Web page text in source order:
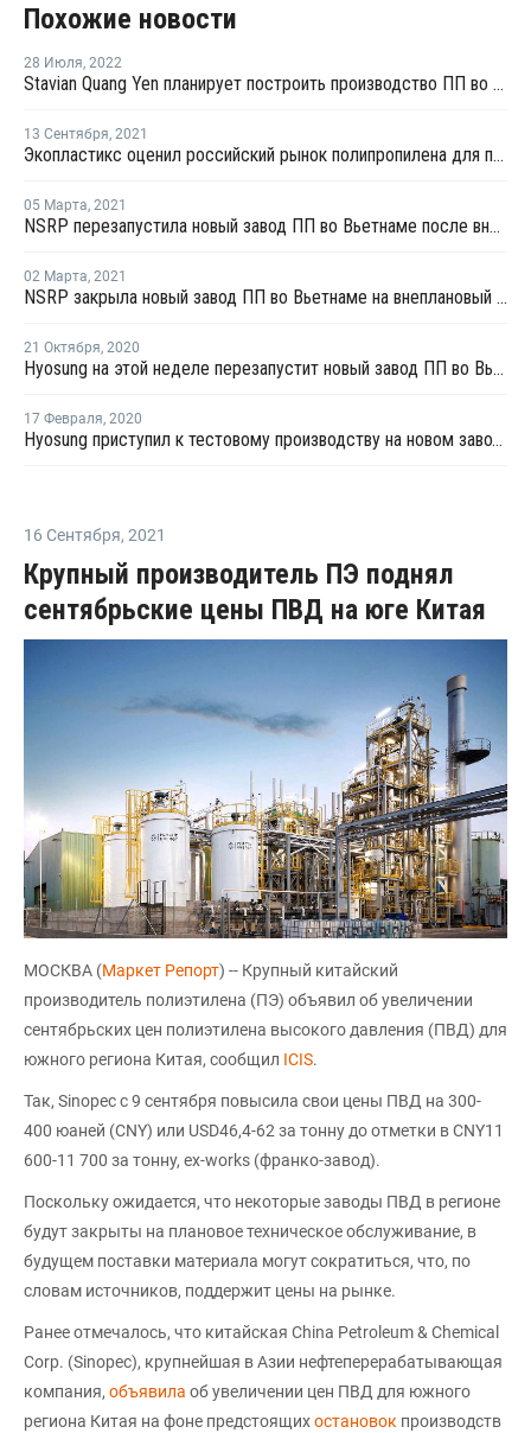
Похожие новости
28 Июля, 2022
Stavian Quang Yen планирует построить производство ПП во Вьетнаме
13 Сентября, 2021
Экопластикс оценил российский рынок полипропилена для производства гофротруб
05 Марта, 2021
NSRP перезапустила новый завод ПП во Вьетнаме после внепланового ремонта
02 Марта, 2021
NSRP закрыла новый завод ПП во Вьетнаме на внеплановый ремонт
21 Октября, 2020
Hyosung на этой неделе перезапустит новый завод ПП во Вьетнаме
17 Февраля, 2020
Hyosung приступил к тестовому производству на новом заводе ПП во Вьетнаме
16 Сентября, 2021
Крупный производитель ПЭ поднял
сентябрьские цены ПВД на юге Китая
МОСКВА (Маркет Репорт) -- Крупный китайский
производитель полиэтилена (ПЭ) объявил об увеличении
сентябрьских цен полиэтилена высокого давления (ПВД) для
южного региона Китая, сообщил ICIS.
Так, Sinopec с 9 сентября повысила свои цены ПВД на 300-
400 юаней (CNY) или USD46,4-62 за тонну до отметки в CNY11
600-11 700 за тонну, ex-works (франко-завод).
Поскольку ожидается, что некоторые заводы ПВД в регионе
будут закрыты на плановое техническое обслуживание, в
будущем поставки материала могут сократиться, что, по
словам источников, поддержит цены на рынке.
Ранее отмечалось, что китайская China Petroleum & Chemical
Corp. (Sinopec), крупнейшая в Азии нефтеперерабатывающая
компания, объявила об увеличении цен ПВД для южного
региона Китая на фоне предстоящихостановок производств